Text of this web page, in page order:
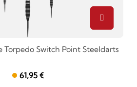
Torpedo Switch Point Steeldarts
61,95 €